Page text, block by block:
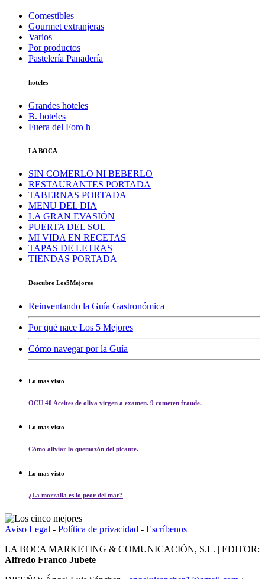
Comestibles
Gourmet extranjeras
Varios
Por productos
Pastelería Panadería
hoteles
Grandes hoteles
B. hoteles
Fuera del Foro h
LA BOCA
SIN COMERLO NI BEBERLO
RESTAURANTES PORTADA
TABERNAS PORTADA
MENU DEL DIA
LA GRAN EVASIÓN
PUERTA DEL SOL
MI VIDA EN RECETAS
TAPAS DE LETRAS
TIENDAS PORTADA
Descubre Los5Mejores
Reinventando la Guía Gastronómica
Por qué nace Los 5 Mejores
Cómo navegar por la Guía
Lo mas visto
OCU 40 Aceites de oliva virgen a examen. 9 cometen fraude.
Lo mas visto
Cómo aliviar la quemazón del picante.
Lo mas visto
¿La morralla es lo peor del mar?
Aviso Legal - Política de privacidad - Escríbenos
LA BOCA MARKETING & COMUNICACIÓN, S.L. | EDITOR:
Alfredo Franco Jubete